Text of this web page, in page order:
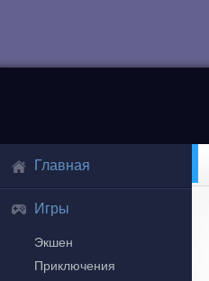
Главная
Игры
Экшен
Приключения